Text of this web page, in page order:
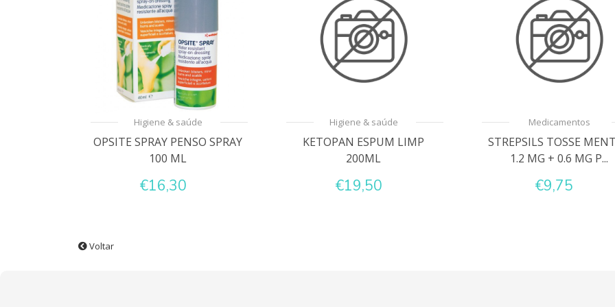
Higiene & saúde
OPSITE SPRAY PENSO SPRAY
100 ML
€16,30
Higiene & saúde
KETOPAN ESPUM LIMP
200ML
€19,50
Medicamentos
STREPSILS TOSSE
1.2 MG + 0.6 MG P...
€9,75
Voltar